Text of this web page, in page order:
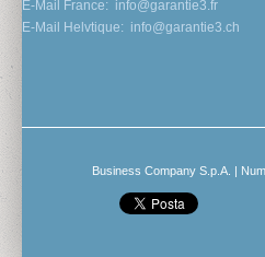
E-Mail France: info@garantie3.fr
E-Mail Helvtique: info@garantie3.ch
Business Company S.p.A. |